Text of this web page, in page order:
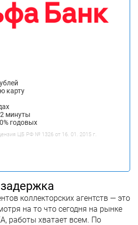
карту
минуты
годовых
ЦБ РФ № 1326 от 16. 01. 2015 г.
коллекторских агентств — это
на то что сегодня на рынке
работы хватает всем. По